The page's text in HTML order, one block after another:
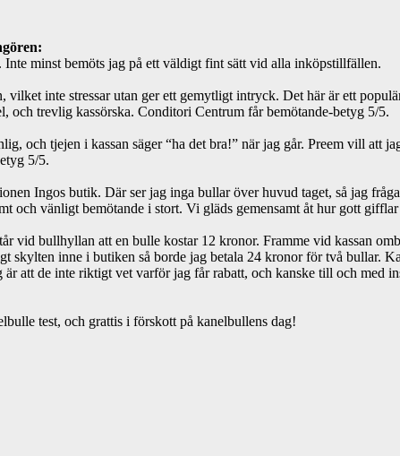
Inte minst bemöts jag på ett väldigt fint sätt vid alla inköpstillfällen.
inte stressar utan ger ett gemytligt intryck. Det här är ett
och trevlig kassörska. Conditori Centrum får bemötande-betyg 5/5.
och tjejen i kassan säger “ha det bra!” när jag går. Preem vill
5/5.
Ingos butik. Där ser jag inga bullar över huvud taget, så jag
och vänligt bemötande i stort. Vi gläds gemensamt åt hur gott
vid bullhyllan att en bulle kostar 12 kronor. Framme vid kassan
skylten inne i butiken så borde jag betala 24 kronor för två
att de inte riktigt vet varför jag får rabatt, och kanske till och med
test, och grattis i förskott på kanelbullens dag!